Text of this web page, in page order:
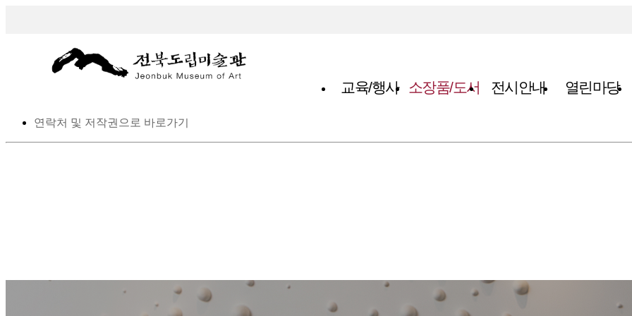
스킵 네비게이션
본문으로 바로가기
연락처 및 저작권으로 바로가기
교육/행사 소장품/도서 전시안내 열린마당